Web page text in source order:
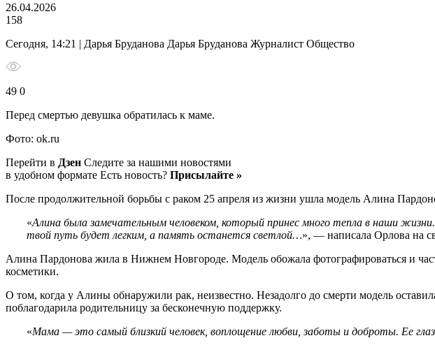
26.04.2026
158
Сегодня, 14:21 | Дарья Бруданова Дарья Бруданова Журналист Общество
49 0
Перед смертью девушка обратилась к маме.
Фото: ok.ru
Перейти в Дзен Следите за нашими новостями
в удобном формате Есть новость? Присылайте »
После продолжительной борьбы с раком 25 апреля из жизни ушла модель Алина
«Алина была замечательным человеком, который принес много тепла в наши
твой путь будет легким, а память останется светлой…», — написала Орлова на
Алина Пардонова жила в Нижнем Новгороде. Модель обожала фотографироваться и
косметики.
О том, когда у Алины обнаружили рак, неизвестно. Незадолго до смерти модель
поблагодарила родительницу за бесконечную поддержку.
«Мама — это самый близкий человек, воплощение любви, заботы и доброты. Ее